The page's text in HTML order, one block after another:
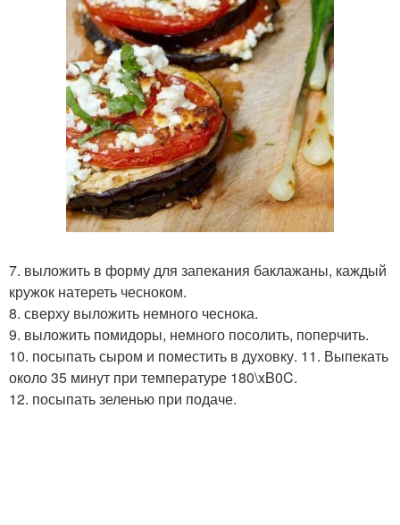
7. выложить в форму для запекания баклажаны, каждый
кружок натереть чесноком.
8. сверху выложить немного чеснока.
9. выложить помидоры, немного посолить, поперчить.
10. посыпать сыром и поместить в духовку. 11. Выпекать
около 35 минут при температуре 180\xB0C.
12. посыпать зеленью при подаче.